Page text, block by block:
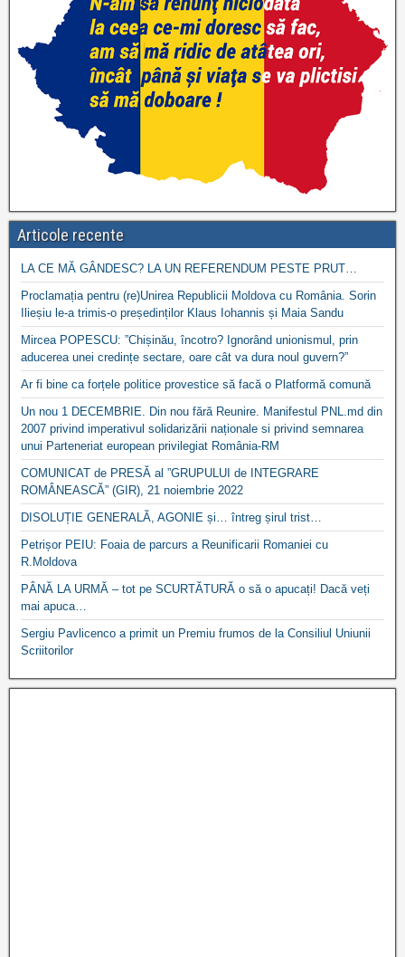
Articole recente
LA CE MĂ GÂNDESC? LA UN REFERENDUM PESTE PRUT…
Proclamația pentru (re)Unirea Republicii Moldova cu România. Sorin
Ilieșiu le-a trimis-o președinților Klaus Iohannis și Maia Sandu
Mircea POPESCU: ”Chișinău, încotro? Ignorând unionismul, prin
aducerea unei credințe sectare, oare cât va dura noul guvern?”
Ar fi bine ca forțele politice provestice să facă o Platformă comună
Un nou 1 DECEMBRIE. Din nou fără Reunire. Manifestul PNL.md din
2007 privind imperativul solidarizării naționale si privind semnarea
unui Parteneriat european privilegiat România-RM
COMUNICAT de PRESĂ al ”GRUPULUI de INTEGRARE
ROMÂNEASCĂ” (GIR), 21 noiembrie 2022
DISOLUȚIE GENERALĂ, AGONIE și… întreg șirul trist…
Petrișor PEIU: Foaia de parcurs a Reunificarii Romaniei cu
R.Moldova
PÂNĂ LA URMĂ – tot pe SCURTĂTURĂ o să o apucați! Dacă veți
mai apuca…
Sergiu Pavlicenco a primit un Premiu frumos de la Consiliul Uniunii
Scriitorilor